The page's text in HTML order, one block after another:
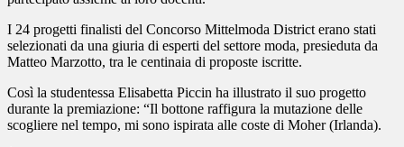
I 24 progetti finalisti del Concorso Mittelmoda District erano stati
selezionati da una giuria di esperti del settore moda, presieduta da
Matteo Marzotto, tra le centinaia di proposte iscritte.
Così la studentessa Elisabetta Piccin ha illustrato il suo progetto
durante la premiazione: “Il bottone raffigura la mutazione delle
scogliere nel tempo, mi sono ispirata alle coste di Moher (Irlanda).